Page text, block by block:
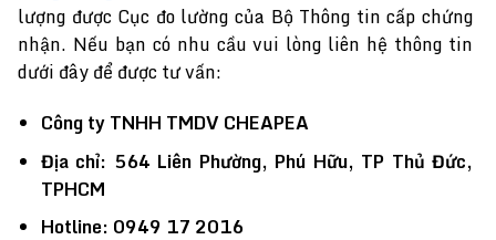
lượng được Cục đo lường của Bộ Thông tin cấp chứng
nhận. Nếu bạn có nhu cầu vui lòng liên hệ thông tin
dưới đây để được tư vấn:
Công ty TNHH TMDV CHEAPEA
Địa chỉ: 564 Liên Phường, Phú Hữu, TP Thủ Đức,
TPHCM
Hotline: 0949 17 2016